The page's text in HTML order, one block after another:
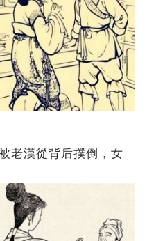
老漢從背后撲倒，女